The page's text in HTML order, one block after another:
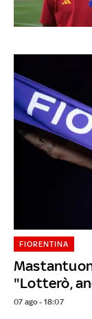
"Lotterò,
FIORENTINA
07 ago - 18:07